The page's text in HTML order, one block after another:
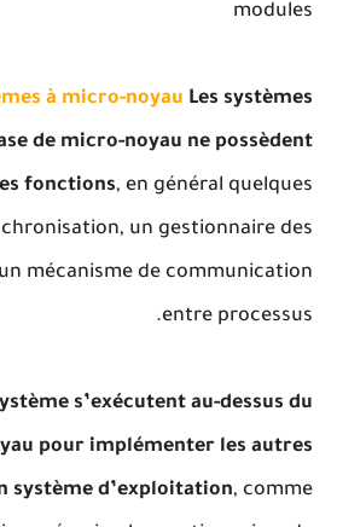
modules
à micro-noyau Les systèmes
de micro-noyau ne possèdent
fonctions, en général quelques
un gestionnaire des
mécanisme de communication
entre processus.
s’exécutent au-dessus du
pour implémenter les autres
système d’exploitation, comme